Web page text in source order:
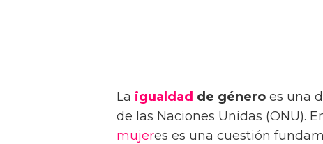
La igualdad de género es una
de las Naciones Unidas (ONU).
mujeres es una cuestión